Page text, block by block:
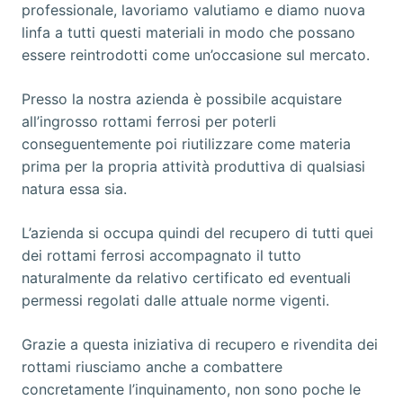
professionale, lavoriamo valutiamo e diamo nuova
linfa a tutti questi materiali in modo che possano
essere reintrodotti come un’occasione sul mercato.
Presso la nostra azienda è possibile acquistare
all’ingrosso rottami ferrosi per poterli
conseguentemente poi riutilizzare come materia
prima per la propria attività produttiva di qualsiasi
natura essa sia.
L’azienda si occupa quindi del recupero di tutti quei
dei rottami ferrosi accompagnato il tutto
naturalmente da relativo certificato ed eventuali
permessi regolati dalle attuale norme vigenti.
Grazie a questa iniziativa di recupero e rivendita dei
rottami riusciamo anche a combattere
concretamente l’inquinamento, non sono poche le